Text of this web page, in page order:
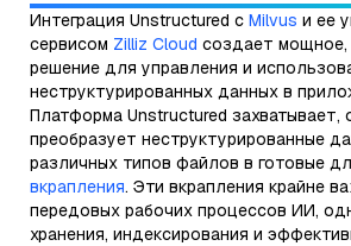
Интеграция Unstructured с Milvus и ее
сервисом Zilliz Cloud создает
решение для управления и
неструктурированных данных в
Платформа Unstructured захватывает,
преобразует неструктурированные
различных типов файлов в готовые
вкрапления. Эти вкрапления крайне
передовых рабочих процессов ИИ,
хранения, индексирования и